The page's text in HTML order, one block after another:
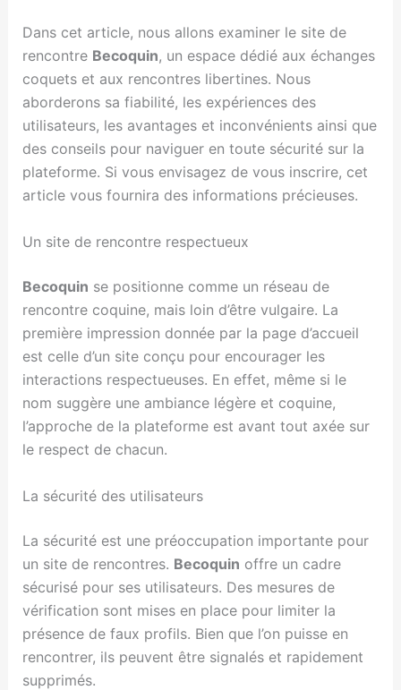
Dans cet article, nous allons examiner le site de
rencontre Becoquin, un espace dédié aux échanges
coquets et aux rencontres libertines. Nous
aborderons sa fiabilité, les expériences des
utilisateurs, les avantages et inconvénients ainsi que
des conseils pour naviguer en toute sécurité sur la
plateforme. Si vous envisagez de vous inscrire, cet
article vous fournira des informations précieuses.
Un site de rencontre respectueux
Becoquin se positionne comme un réseau de
rencontre coquine, mais loin d’être vulgaire. La
première impression donnée par la page d’accueil
est celle d’un site conçu pour encourager les
interactions respectueuses. En effet, même si le
nom suggère une ambiance légère et coquine,
l’approche de la plateforme est avant tout axée sur
le respect de chacun.
La sécurité des utilisateurs
La sécurité est une préoccupation importante pour
un site de rencontres. Becoquin offre un cadre
sécurisé pour ses utilisateurs. Des mesures de
vérification sont mises en place pour limiter la
présence de faux profils. Bien que l’on puisse en
rencontrer, ils peuvent être signalés et rapidement
supprimés.